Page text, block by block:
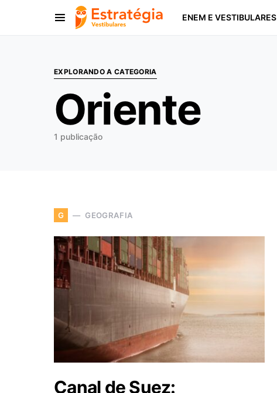
ENEM E VESTIBULARES
Procurar:
EXPLORANDO A CATEGORIA
Oriente
1 publicação
G GEOGRAFIA
Canal de Suez: